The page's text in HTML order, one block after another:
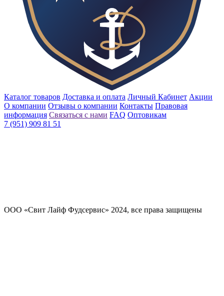
Каталог товаров Доставка и оплата Личный Кабинет Акции
О компании Отзывы о компании Контакты Правовая
информация Связаться с нами FAQ Оптовикам
7 (951) 909 81 51
ООО «Свит Лайф Фудсервис» 2024, все права защищены